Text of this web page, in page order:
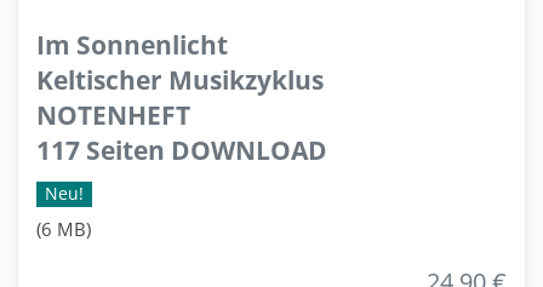
Im Sonnenlicht
Keltischer Musikzyklus
NOTENHEFT
117 Seiten DOWNLOAD
Neu!
(6 MB)